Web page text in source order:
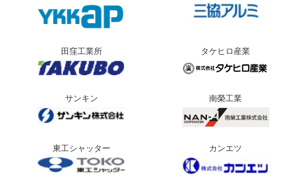
田窪工業所 タケヒロ産業
サンキン 南榮工業
東工シャッター カンエツ